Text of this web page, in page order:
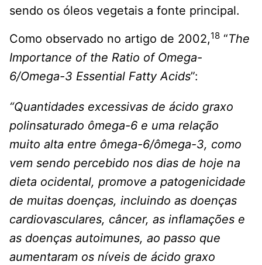
sendo os óleos vegetais a fonte principal.
Como observado no artigo de 2002,18 “The
Importance of the Ratio of Omega-
6/Omega-3 Essential Fatty Acids”:
“Quantidades excessivas de ácido graxo
polinsaturado ômega-6 e uma relação
muito alta entre ômega-6/ômega-3, como
vem sendo percebido nos dias de hoje na
dieta ocidental, promove a patogenicidade
de muitas doenças, incluindo as doenças
cardiovasculares, câncer, as inflamações e
as doenças autoimunes, ao passo que
aumentaram os níveis de ácido graxo